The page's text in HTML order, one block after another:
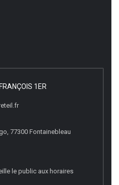
1ER
77300 Fontainebleau
le public aux horaires